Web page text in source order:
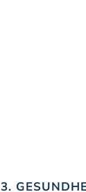
3.